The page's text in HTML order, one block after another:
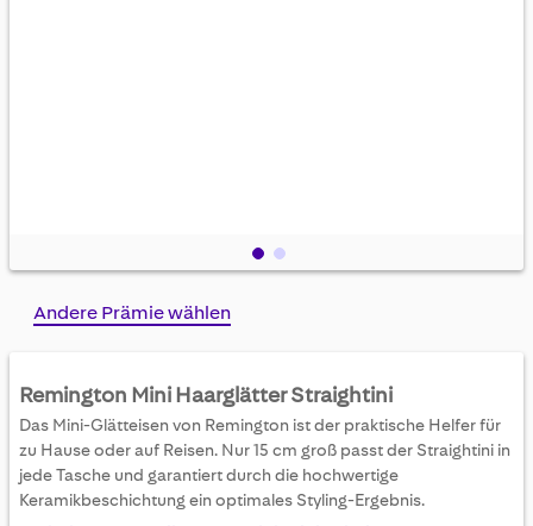
Skip
the
beginning
of
the
images
gallery
Andere Prämie wählen
Remington Mini Haarglätter Straightini
Das Mini-Glätteisen von Remington ist der praktische Helfer für
zu Hause oder auf Reisen. Nur 15 cm groß passt der Straightini in
jede Tasche und garantiert durch die hochwertige
Keramikbeschichtung ein optimales Styling-Ergebnis.